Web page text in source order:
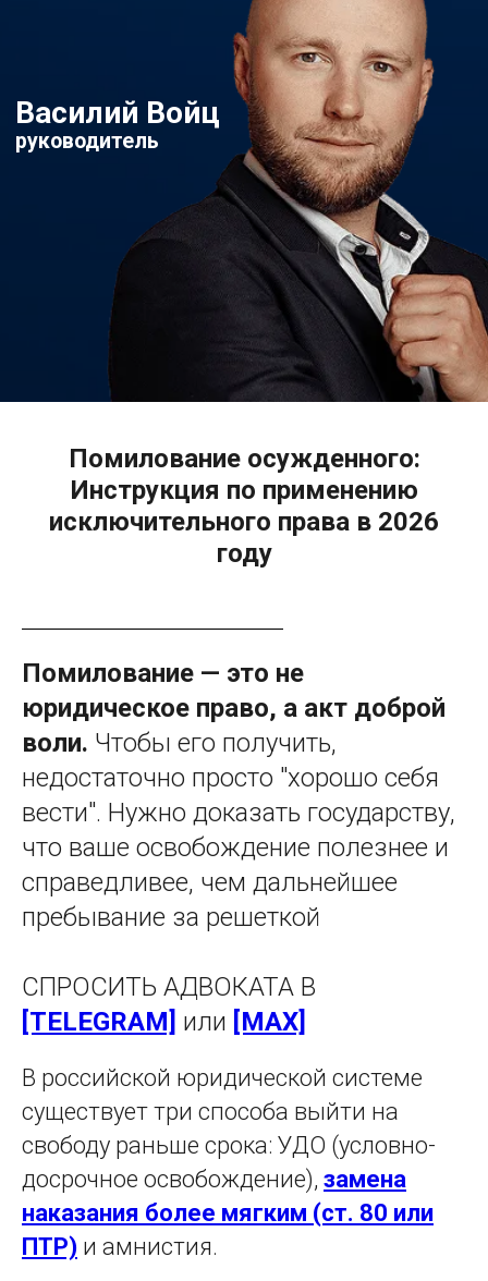
Помилование осужденного:
Инструкция по применению
исключительного права в 2026
году
Помилование — это не
юридическое право, а акт доброй
воли. Чтобы его получить,
недостаточно просто "хорошо себя
вести". Нужно доказать государству,
что ваше освобождение полезнее и
справедливее, чем дальнейшее
пребывание за решеткой
СПРОСИТЬ АДВОКАТА В
[TELEGRAM] или [MAX]
В российской юридической системе
существует три способа выйти на
свободу раньше срока: УДО (условно-
досрочное освобождение), замена
наказания более мягким (ст. 80 или
ПТР) и амнистия.